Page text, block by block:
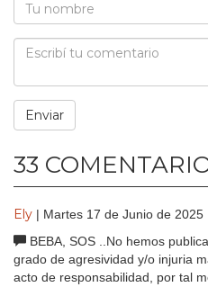
33
Ely | Martes 17 de Junio de 2025
BEBA, SOS ..No hemos
grado de agresividad y/o injuria
acto de responsabilidad, por tal